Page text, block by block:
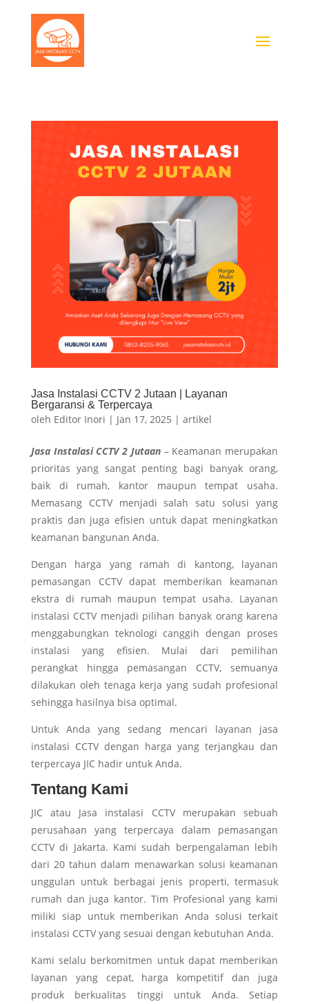
Jasa Instalasi CCTV 2 Jutaan | Layanan
Bergaransi & Terpercaya
oleh Editor Inori | Jan 17, 2025 | artikel
Jasa Instalasi CCTV 2 Jutaan– Keamanan merupakan
prioritas yang sangat penting bagi banyak orang,
baik di rumah, kantor maupun tempat usaha.
Memasang CCTV menjadi salah satu solusi yang
praktis dan juga efisien untuk dapat meningkatkan
keamanan bangunan Anda.
Dengan harga yang ramah di kantong, layanan
pemasangan CCTV dapat memberikan keamanan
ekstra di rumah maupun tempat usaha. Layanan
instalasi CCTV menjadi pilihan banyak orang karena
menggabungkan teknologi canggih dengan proses
instalasi yang efisien. Mulai dari pemilihan
perangkat hingga pemasangan CCTV, semuanya
dilakukan oleh tenaga kerja yang sudah profesional
sehingga hasilnya bisa optimal.
Untuk Anda yang sedang mencari layanan jasa
instalasi CCTV dengan harga yang terjangkau dan
terpercaya JIC hadir untuk Anda.
Tentang Kami
JIC atau Jasa instalasi CCTV merupakan sebuah
perusahaan yang terpercaya dalam pemasangan
CCTV di Jakarta. Kami sudah berpengalaman lebih
dari 20 tahun dalam menawarkan solusi keamanan
unggulan untuk berbagai jenis properti, termasuk
rumah dan juga kantor. Tim Profesional yang kami
miliki siap untuk memberikan Anda solusi terkait
instalasi CCTV yang sesuai dengan kebutuhan Anda.
Kami selalu berkomitmen untuk dapat memberikan
layanan yang cepat, harga kompetitif dan juga
produk berkualitas tinggi untuk Anda. Setiap